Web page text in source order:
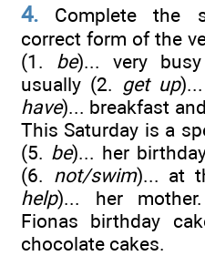
4. Complete the
correct form of the
(1. be)... very
usually (2. get up
have)... breakfast
This Saturday is a
(5. be)... her
(6. not/swim)... at
help)... her
Fionas birthday
chocolate cakes.